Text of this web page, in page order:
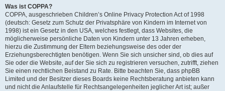
Was ist COPPA?
COPPA, ausgeschrieben Children’s Online Privacy Protection Act of 1998
(deutsch: Gesetz zum Schutz der Privatsphäre von Kindern im Internet von
1998) ist ein Gesetz in den USA, welches festlegt, dass Websites, die
möglicherweise persönliche Daten von Kindern unter 13 Jahren erheben,
hierzu die Zustimmung der Eltern beziehungsweise des oder der
Erziehungsberechtigten benötigen. Wenn Sie sich unsicher sind, ob dies auf
Sie oder die Website, auf der Sie sich zu registrieren versuchen, zutrifft, ziehen
Sie einen rechtlichen Beistand zu Rate. Bitte beachten Sie, dass phpBB
Limited und der Besitzer dieses Boards keine Rechtsberatung anbieten kann
und nicht die Anlaufstelle für Rechtsangelegenheiten jeglicher Art ist; außer